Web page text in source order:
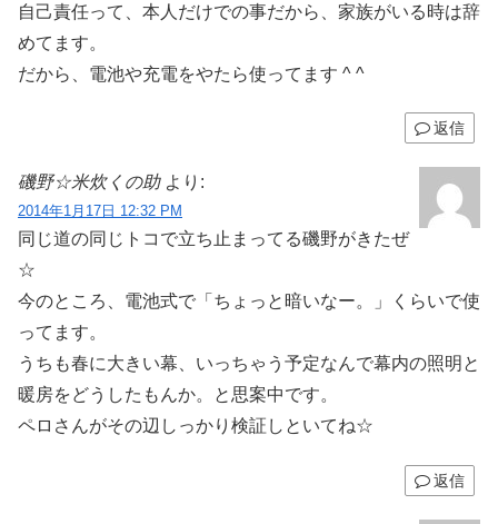
自己責任って、本人だけでの事だから、家族がいる時は辞
めてます。
だから、電池や充電をやたら使ってます ^ ^
返信
磯野☆米炊くの助 より:
2014年1月17日 12:32 PM
同じ道の同じトコで立ち止まってる磯野がきたぜ
☆
今のところ、電池式で「ちょっと暗いなー。」くらいで使
ってます。
うちも春に大きい幕、いっちゃう予定なんで幕内の照明と
暖房をどうしたもんか。と思案中です。
ペロさんがその辺しっかり検証しといてね☆
返信